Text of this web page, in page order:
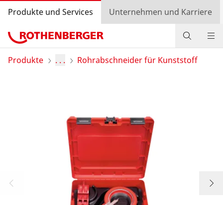
Produkte und Services Unternehmen und Karriere
Produkte
Bonusprogramm
Login
Produkte . . . Rohrabschneider für Kunststoff